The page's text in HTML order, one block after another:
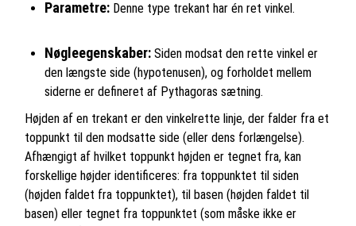
Parametre: Denne type trekant har én ret vinkel.
Nøgleegenskaber: Siden modsat den rette vinkel er
den længste side (hypotenusen), og forholdet mellem
siderne er defineret af Pythagoras sætning.
Højden af en trekant er den vinkelrette linje, der falder fra et
toppunkt til den modsatte side (eller dens forlængelse).
Afhængigt af hvilket toppunkt højden er tegnet fra, kan
forskellige højder identificeres: fra toppunktet til siden
(højden faldet fra toppunktet), til basen (højden faldet til
basen) eller tegnet fra toppunktet (som måske ikke er